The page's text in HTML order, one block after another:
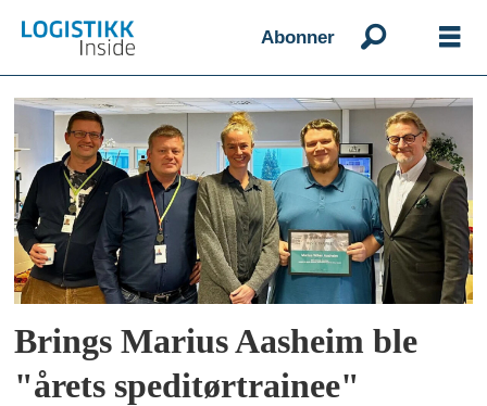
Abonner
Emne:
trainee
Brings Marius Aasheim ble
"årets speditørtrainee"